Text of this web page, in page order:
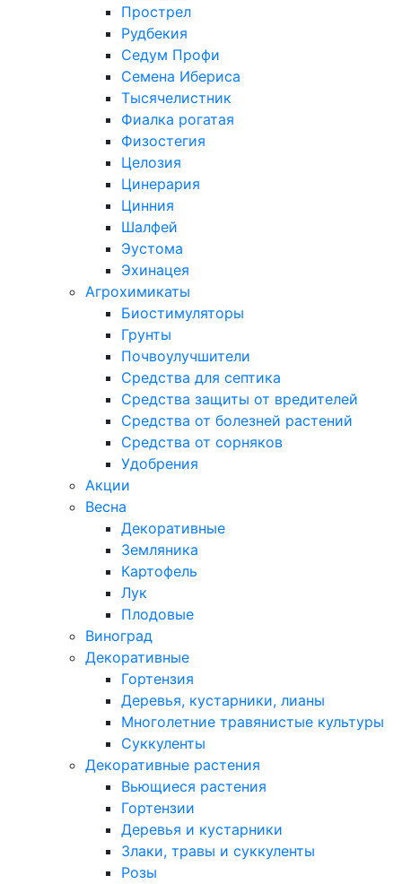
Прострел
Рудбекия
Седум Профи
Семена Ибериса
Тысячелистник
Фиалка рогатая
Физостегия
Целозия
Цинерария
Цинния
Шалфей
Эустома
Эхинацея
Агрохимикаты
Биостимуляторы
Грунты
Почвоулучшители
Средства для септика
Средства защиты от вредителей
Средства от болезней растений
Средства от сорняков
Удобрения
Акции
Весна
Декоративные
Земляника
Картофель
Лук
Плодовые
Виноград
Декоративные
Гортензия
Деревья, кустарники, лианы
Многолетние травянистые культуры
Суккуленты
Декоративные растения
Вьющиеся растения
Гортензии
Деревья и кустарники
Злаки, травы и суккуленты
Розы